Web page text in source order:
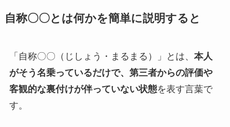
自称〇〇とは何かを簡単に説明すると
「自称〇〇（じしょう・まるまる）」とは、 本人
がそう名乗っているだけで、第三者からの評価や
客観的な裏付けが伴っていない状態を表す言葉で
す。